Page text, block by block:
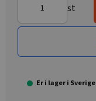
st
Er i lager i Sverige